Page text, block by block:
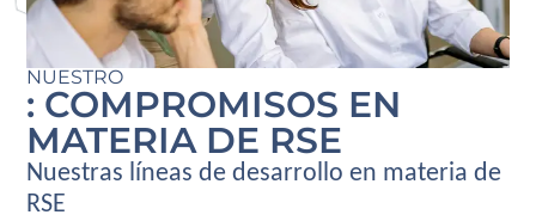
NUESTRO
: COMPROMISOS EN
MATERIA DE RSE
Nuestras líneas de desarrollo en materia de
RSE